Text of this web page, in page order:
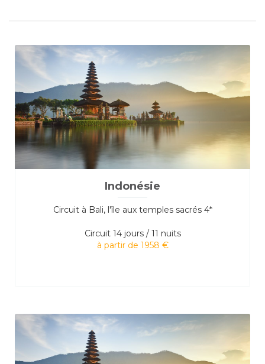
Indonésie
Circuit à Bali, l'île aux temples sacrés 4*
Circuit 14 jours / 11 nuits
à partir de 1958 €